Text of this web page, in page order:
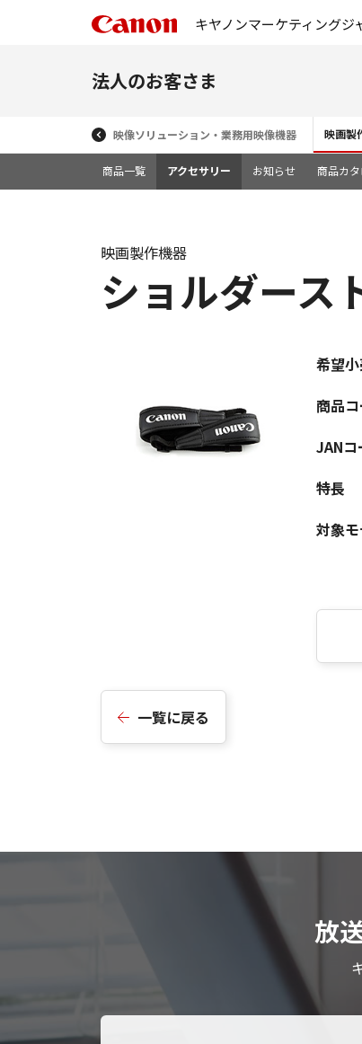
キヤノンマーケティングジ
法人のお客さま
映像ソリューション・業務用映像機器 映画製
商品一覧 アクセサリー お知らせ 商品カ
ショルダース
映画製作機器
希望
商品
JANコ
特長
対象
一覧に戻る
放